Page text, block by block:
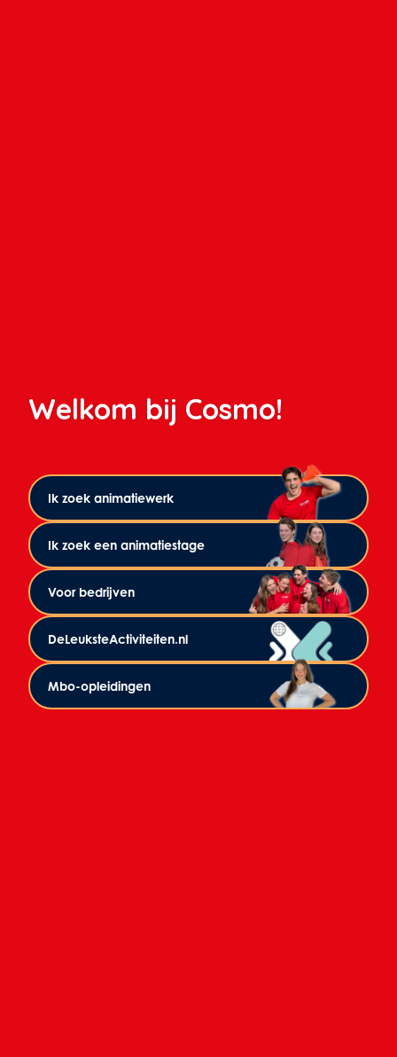
Welkom bij Cosmo!
Ik zoek animatiewerk
Ik zoek een animatiestage
Voor bedrijven
DeLeuksteActiviteiten.nl
Mbo-opleidingen